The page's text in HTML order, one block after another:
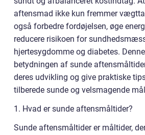
aftensmad ikke kun fremmer
også forbedre fordøjelsen, øge
reducere risikoen for
hjertesygdomme og diabetes.
betydningen af sunde
deres udvikling og give praktiske
tilberede sunde og velsmagende
1. Hvad er sunde aftensmåltider?
Sunde aftensmåltider er måltider,